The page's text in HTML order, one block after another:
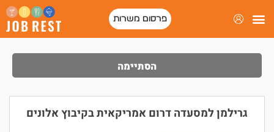
פרסום משרות
הסתיימה
גרילמן למסעדה דרום אמריקאית בקיבוץ אלונים